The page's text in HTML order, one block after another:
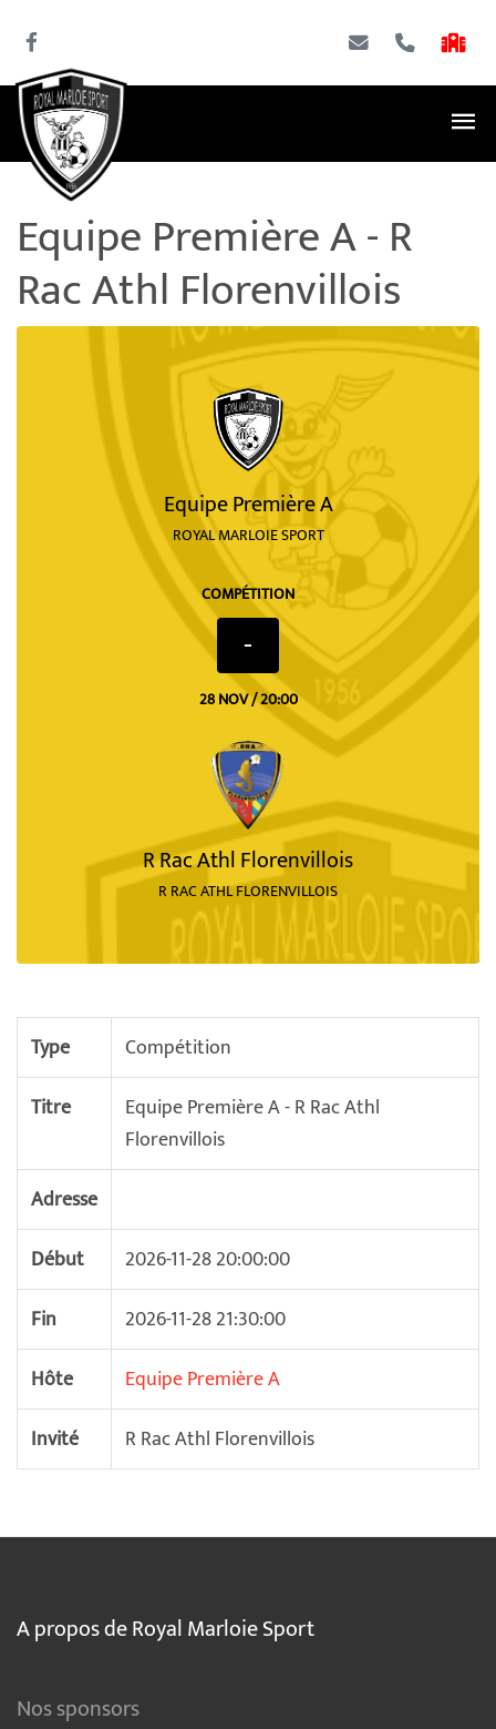
Equipe Première A - R
Rac Athl Florenvillois
Equipe Première A
ROYAL MARLOIE SPORT
COMPÉTITION
-
28 NOV / 20:00
R Rac Athl Florenvillois
R RAC ATHL FLORENVILLOIS
Type
Compétition
Titre
Equipe Première A - R Rac Athl
Florenvillois
Adresse
Début
2026-11-28 20:00:00
Fin
2026-11-28 21:30:00
Hôte
Equipe Première A
Invité
R Rac Athl Florenvillois
A propos de Royal Marloie Sport
Nos sponsors